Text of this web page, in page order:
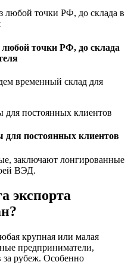
любой точки РФ, до склада
временный склад для
постоянных клиентов
заключают лонгированные
ВЭД.
экспорта
крупная или малая
предприниматели,
рубеж. Особенно